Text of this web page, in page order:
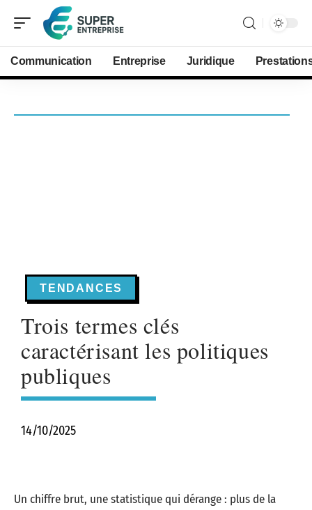
Communication Entreprise Juridique
TENDANCES
Trois termes clés
caractérisant les politiques
publiques
14/10/2025
Un chiffre brut, une statistique qui dérange : plus de la